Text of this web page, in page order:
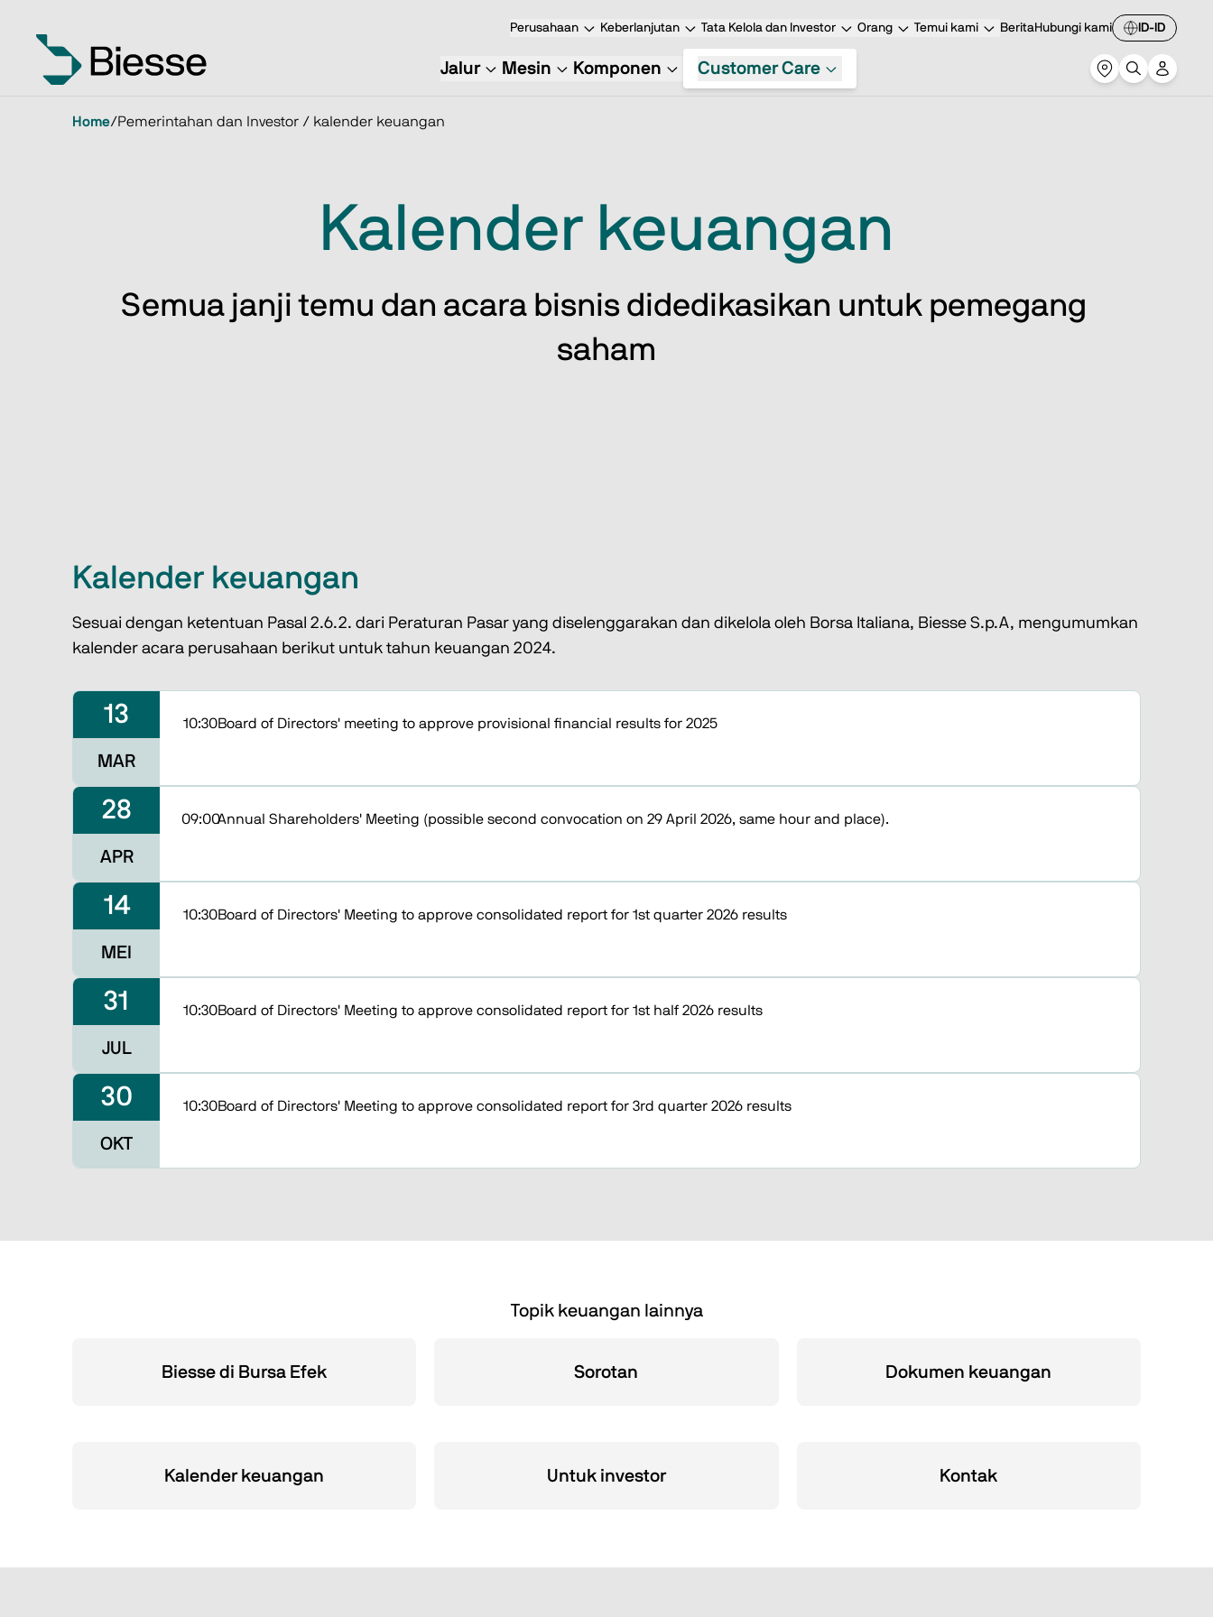
Perusahaan Keberlanjutan Tata Kelola dan Investor Orang Temui kami BeritaHubungi kami ID-ID
Jalur Mesin Komponen Customer Care
Home/Pemerintahan dan Investor / kalender keuangan
Kalender keuangan
Semua janji temu dan acara bisnis didedikasikan untuk pemegang
saham
Kalender keuangan
Sesuai dengan ketentuan Pasal 2.6.2. dari Peraturan Pasar yang diselenggarakan dan dikelola oleh Borsa Italiana, Biesse S.p.A, mengumumkan
kalender acara perusahaan berikut untuk tahun keuangan 2024.
13
MAR
10:30Board of Directors' meeting to approve provisional financial results for 2025
28
APR
09:00Annual Shareholders' Meeting (possible second convocation on 29 April 2026, same hour and place).
14
MEI
10:30Board of Directors' Meeting to approve consolidated report for 1st quarter 2026 results
31
JUL
10:30Board of Directors' Meeting to approve consolidated report for 1st half 2026 results
30
OKT
10:30Board of Directors' Meeting to approve consolidated report for 3rd quarter 2026 results
Topik keuangan lainnya
Biesse di Bursa Efek Sorotan Dokumen keuangan
Kalender keuangan Untuk investor Kontak